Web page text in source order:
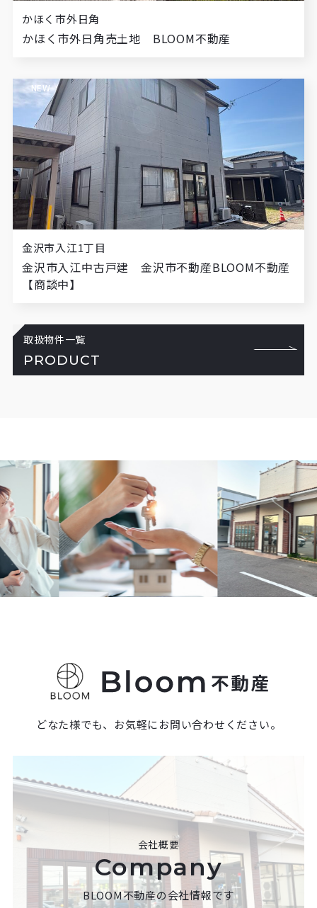
かほく市外日角
かほく市外日角売土地 BLOOM不動産
金沢市入江1丁目
金沢市入江中古戸建 金沢市不動産BLOOM不動産
【商談中】
NEW
取扱物件一覧
PRODUCT
どなた様でも、お気軽にお問い合わせください。
会社概要
Company
BLOOM不動産の会社情報です